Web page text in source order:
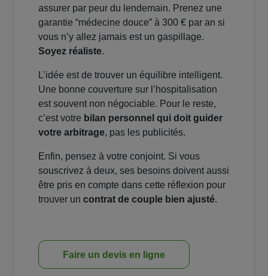
assurer par peur du lendemain. Prenez une
garantie “médecine douce” à 300 € par an si
vous n’y allez jamais est un gaspillage.
Soyez réaliste.
L’idée est de trouver un équilibre intelligent.
Une bonne couverture sur l’hospitalisation
est souvent non négociable. Pour le reste,
c’est votre bilan personnel qui doit guider
votre arbitrage, pas les publicités.
Enfin, pensez à votre conjoint. Si vous
souscrivez à deux, ses besoins doivent aussi
être pris en compte dans cette réflexion pour
trouver un contrat de couple bien ajusté.
Faire un devis en ligne